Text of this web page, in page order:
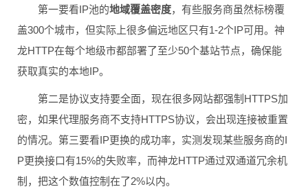
第一要看IP池的地域覆盖密度，有些服务商虽然标榜覆
盖300个城市，但实际上很多偏远地区只有1-2个IP可用。神
龙HTTP在每个地级市都部署了至少50个基站节点，确保能
获取真实的本地IP。
第二是协议支持要全面，现在很多网站都强制HTTPS加
密，如果代理服务商不支持HTTPS协议，会出现连接被重置
的情况。第三要看IP更换的成功率，实测发现某些服务商的I
P更换接口有15%的失败率，而神龙HTTP通过双通道冗余机
制，把这个数值控制在了2%以内。